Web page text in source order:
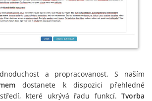
a propracovanost. S naším
dostanete k dispozici přehledné
které ukrývá řadu funkcí. Tvorba